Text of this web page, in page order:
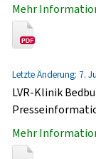
Mehr
Letzte Änderung: 7.
LVR-Klinik
Mehr